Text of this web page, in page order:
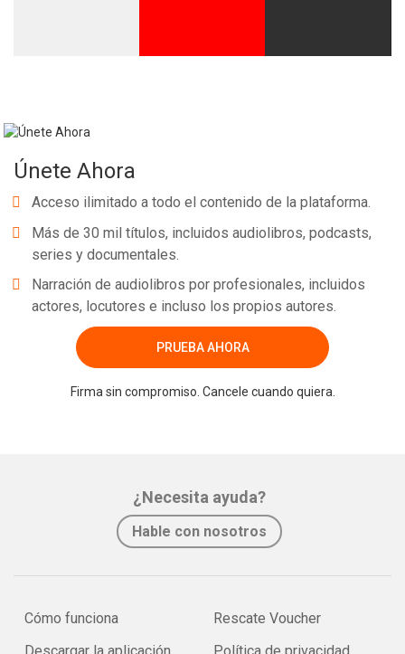
Únete Ahora
Acceso ilimitado a todo el contenido de la plataforma.
Más de 30 mil títulos, incluidos audiolibros, podcasts,
series y documentales.
Narración de audiolibros por profesionales, incluidos
actores, locutores e incluso los propios autores.
PRUEBA AHORA
Firma sin compromiso. Cancele cuando quiera.
¿Necesita ayuda?
Hable con nosotros
Cómo funciona
Rescate Voucher